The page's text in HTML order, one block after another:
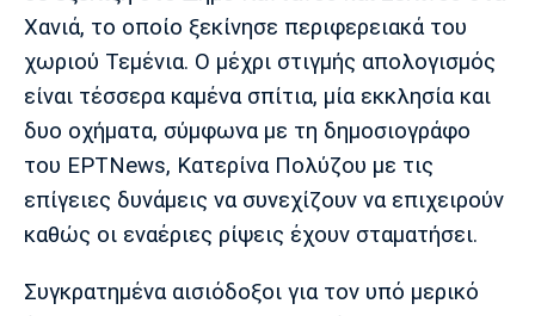
Χανιά, το οποίο ξεκίνησε περιφερειακά του
χωριού Τεμένια. Ο μέχρι στιγμής απολογισμός
είναι τέσσερα καμένα σπίτια, μία εκκλησία και
δυο οχήματα, σύμφωνα με τη δημοσιογράφο
του ΕΡΤΝews, Κατερίνα Πολύζου με τις
επίγειες δυνάμεις να συνεχίζουν να επιχειρούν
καθώς οι εναέριες ρίψεις έχουν σταματήσει.
Συγκρατημένα αισιόδοξοι για τον υπό μερικό